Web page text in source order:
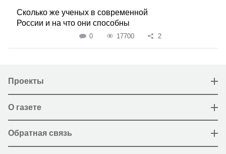
Сколько же ученых в современной
России и на что они способны
0 17700 2
Проекты
О газете
Обратная связь